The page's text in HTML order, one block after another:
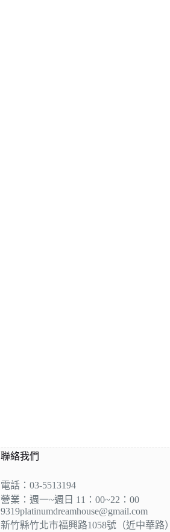
聯絡我們
電話：03-5513194
營業：週一~週日 11：00~22：00
9319platinumdreamhouse@gmail.com
新竹縣竹北市福興路1058號（近中華路）